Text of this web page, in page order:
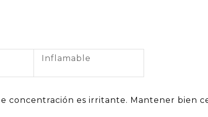
Inflamable
concentración es irritante. Mantener bien